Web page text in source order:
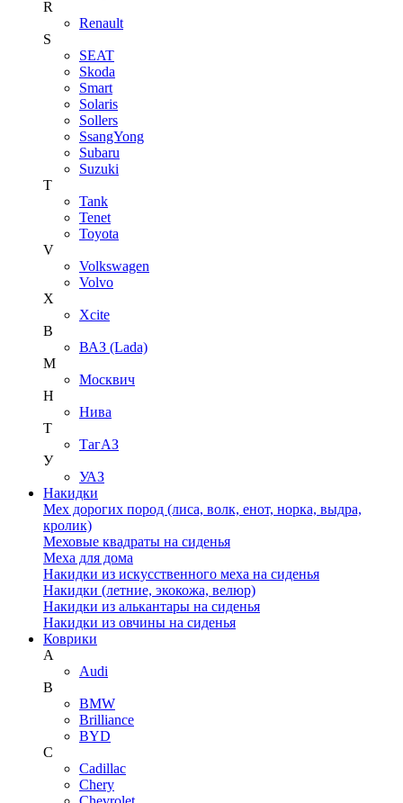
R
Renault
S
SEAT
Skoda
Smart
Solaris
Sollers
SsangYong
Subaru
Suzuki
T
Tank
Tenet
Toyota
V
Volkswagen
Volvo
X
Xcite
В
ВАЗ (Lada)
М
Москвич
Н
Нива
Т
ТагАЗ
У
УАЗ
Накидки
Мех дорогих пород (лиса, волк, енот, норка, выдра,
кролик)
Меховые квадраты на сиденья
Меха для дома
Накидки из искусственного меха на сиденья
Накидки (летние, экокожа, велюр)
Накидки из алькантары на сиденья
Накидки из овчины на сиденья
Коврики
A
Audi
B
BMW
Brilliance
BYD
C
Cadillac
Chery